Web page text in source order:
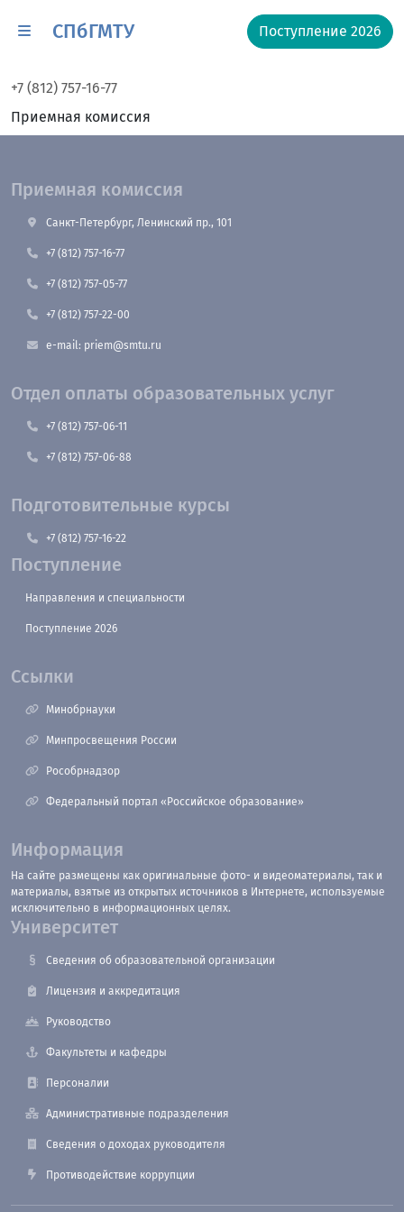
СПбГМТУ Поступление 2026
+7 (812) 757-16-77
Приемная комиссия
Приемная комиссия
Санкт-Петербург, Ленинский пр., 101
+7 (812) 757-16-77
+7 (812) 757-05-77
+7 (812) 757-22-00
e-mail: priem@smtu.ru
Отдел оплаты образовательных услуг
+7 (812) 757-06-11
+7 (812) 757-06-88
Подготовительные курсы
+7 (812) 757-16-22
Поступление
Направления и специальности
Поступление 2026
Ссылки
Минобрнауки
Минпросвещения России
Рособрнадзор
Федеральный портал «Российское образование»
Информация
На сайте размещены как оригинальные фото- и видеоматериалы, так и
материалы, взятые из открытых источников в Интернете, используемые
исключительно в информационных целях.
Университет
Сведения об образовательной организации
Лицензия и аккредитация
Руководство
Факультеты и кафедры
Персоналии
Административные подразделения
Сведения о доходах руководителя
Противодействие коррупции